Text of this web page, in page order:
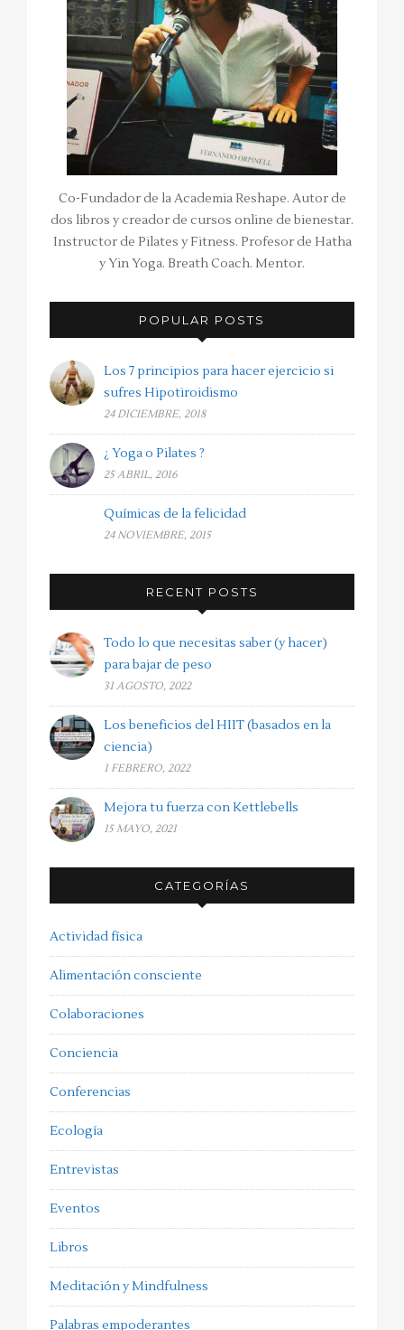
Co-Fundador de la Academia Reshape. Autor de
dos libros y creador de cursos online de bienestar.
Instructor de Pilates y Fitness. Profesor de Hatha
y Yin Yoga. Breath Coach. Mentor.
POPULAR POSTS
Los 7 principios para hacer ejercicio si
sufres Hipotiroidismo
24 DICIEMBRE, 2018
¿ Yoga o Pilates ?
25 ABRIL, 2016
Químicas de la felicidad
24 NOVIEMBRE, 2015
RECENT POSTS
Todo lo que necesitas saber (y hacer)
para bajar de peso
31 AGOSTO, 2022
Los beneficios del HIIT (basados en la
ciencia)
1 FEBRERO, 2022
Mejora tu fuerza con Kettlebells
15 MAYO, 2021
CATEGORÍAS
Actividad física
Alimentación consciente
Colaboraciones
Conciencia
Conferencias
Ecología
Entrevistas
Eventos
Libros
Meditación y Mindfulness
Palabras empoderantes